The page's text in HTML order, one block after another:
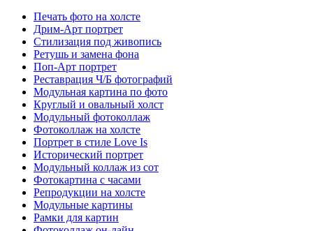
Печать фото на холсте
Дрим-Арт портрет
Стилизация под живопись
Ретушь и замена фона
Поп-Арт портрет
Реставрация Ч/Б фотографий
Модульная картина по фото
Круглый и овальный холст
Модульный фотоколлаж
Фотоколлаж на холсте
Портрет в стиле Love Is
Исторический портрет
Модульный коллаж из сот
Фотокартина с часами
Репродукции на холсте
Модульные картины
Рамки для картин